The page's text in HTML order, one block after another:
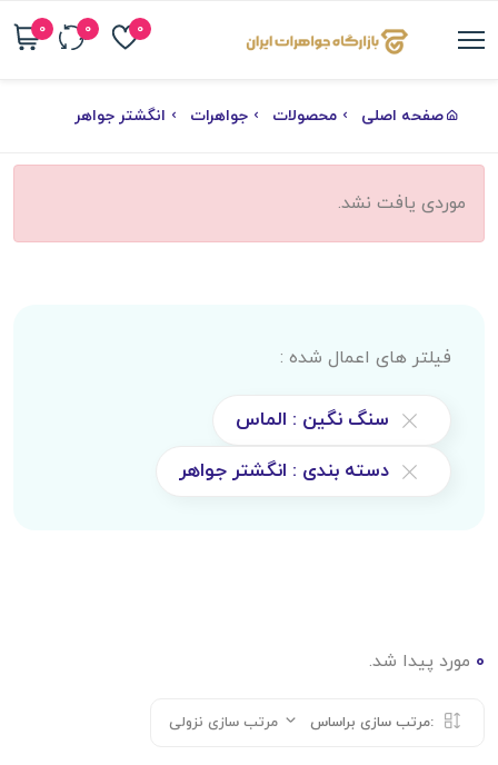
0
0
0
صفحه اصلی محصولات جواهرات انگشتر جواهر
موردی یافت نشد.
فیلتر های اعمال شده :
سنگ نگین : الماس
دسته بندی : انگشتر جواهر
0 مورد پیدا شد.
مرتب سازی براساس: مرتب سازی نزولی